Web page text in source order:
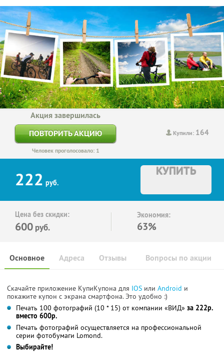
Купили: 164
Акция завершилась
ПОВТОРИТЬ АКЦИЮ
Человек проголосовало: 1
222 руб.
КУПИТЬ
Цена без скидки:
600 руб.
Экономия:
63%
Основное Отзывы Вопросы по акции
Адреса
Скачайте приложение КупиКупона для IOS или Android и
покажите купон с экрана смартфона. Это удобно :)
Печать 100 фотографий (10 * 15) от компании «ВИД» за 222р.
вместо 600р.
Печать фотографий осуществляется на профессиональной
серии фотобумаги Lomond.
Выбирайте!